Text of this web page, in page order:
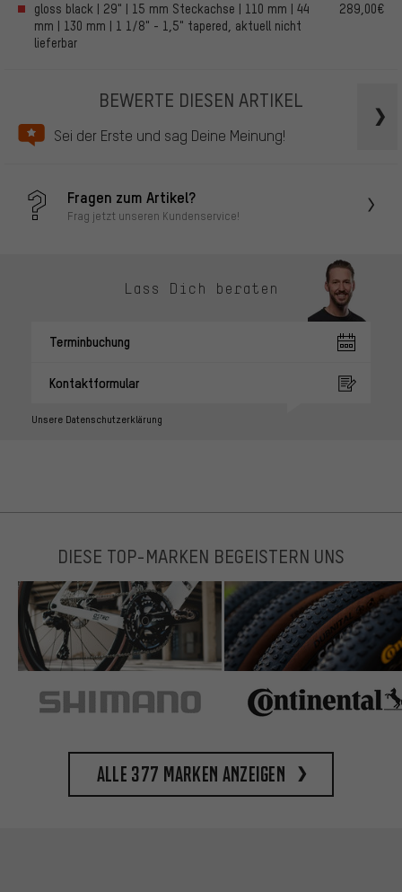
gloss black | 29" | 15 mm Steckachse | 110 mm | 44
mm | 130 mm | 1 1/8" - 1,5" tapered, aktuell nicht
lieferbar
289,00€
BEWERTE DIESEN ARTIKEL
Sei der Erste und sag Deine Meinung!
Fragen zum Artikel?
Frag jetzt unseren Kundenservice!
Lass Dich beraten
Terminbuchung
Kontaktformular
Unsere Datenschutzerklärung
DIESE TOP-MARKEN BEGEISTERN UNS
Alle 377 Marken anzeigen